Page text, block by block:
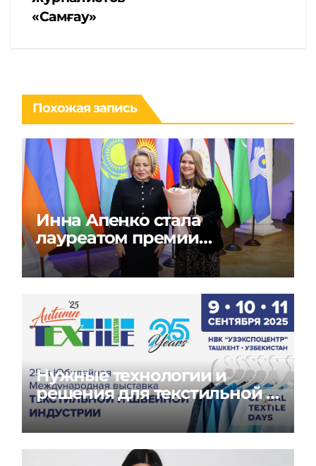
«Самғау»
Похожая запись
Инна Апенко стала
лауреатом премии
«Содружество моды» в
России
Нужные технологии и
решения для текстильной и
швейной индустрии на
Global Textile Days